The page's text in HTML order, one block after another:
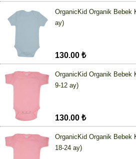
OrganicKid Organik Bebek
ay)
130.00 ₺
OrganicKid Organik Bebek
9-12 ay)
130.00 ₺
OrganicKid Organik Bebek
18-24 ay)